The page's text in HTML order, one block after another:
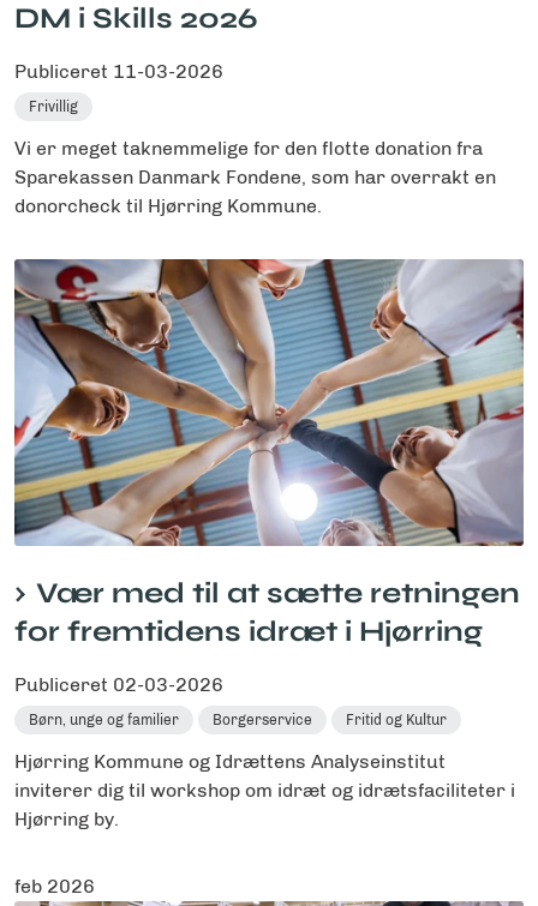
DM i Skills 2026
Publiceret 11-03-2026
Frivillig
Vi er meget taknemmelige for den flotte donation fra
Sparekassen Danmark Fondene, som har overrakt en
donorcheck til Hjørring Kommune.
Vær med til at sætte retningen
for fremtidens idræt i Hjørring
Publiceret 02-03-2026
Børn, unge og familier Borgerservice Fritid og Kultur
Hjørring Kommune og Idrættens Analyseinstitut
inviterer dig til workshop om idræt og idrætsfaciliteter i
Hjørring by.
feb 2026